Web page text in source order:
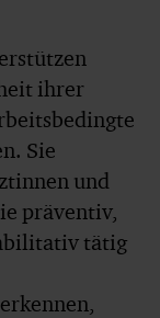
ihrer
Sie
und
präventiv,
tätig